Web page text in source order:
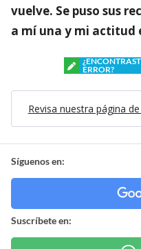
vuelve. Se puso sus
a mí una y mi actitud
ERROR?
Revisa nuestra página
Síguenos en:
Suscríbete en: